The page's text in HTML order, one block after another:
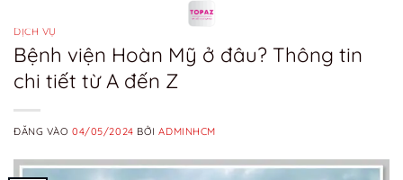
qua
nội
dung
DỊCH VỤ
Bệnh viện Hoàn Mỹ ở đâu? Thông tin
chi tiết từ A đến Z
ĐĂNG VÀO04/05/2024 BỞIADMINHCM